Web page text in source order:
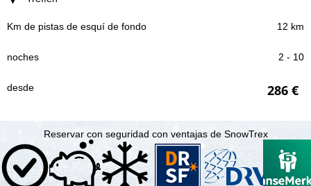
12 km
2 - 10
286 €
Reservar con seguridad con ventajas de SnowTrex